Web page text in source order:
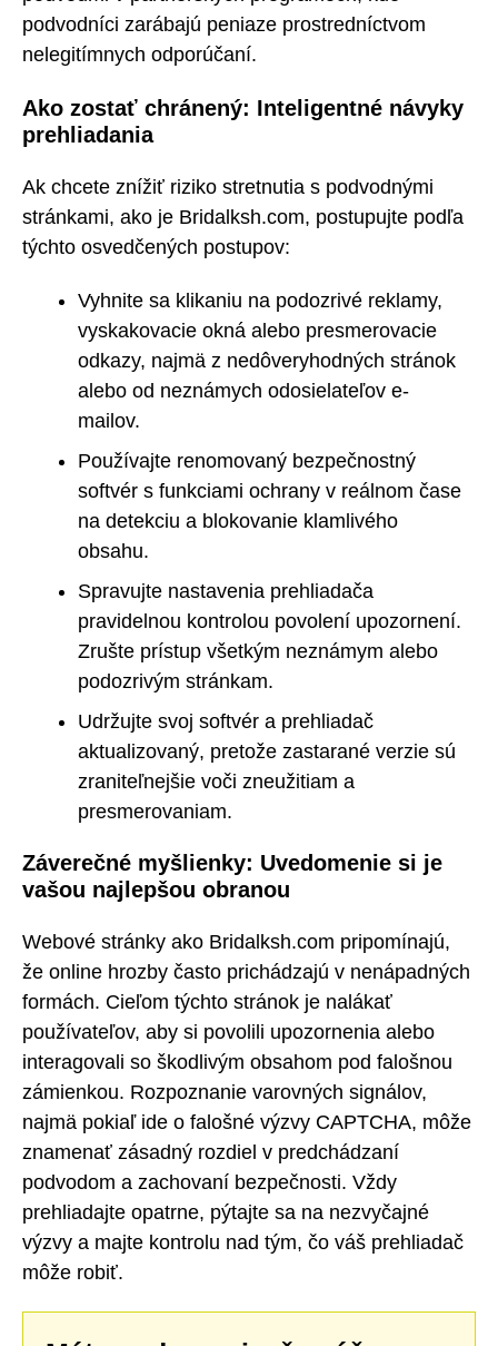
podvodníci zarábajú peniaze prostredníctvom
nelegitímnych odporúčaní.
Ako zostať chránený: Inteligentné návyky
prehliadania
Ak chcete znížiť riziko stretnutia s podvodnými
stránkami, ako je Bridalksh.com, postupujte podľa
týchto osvedčených postupov:
Vyhnite sa klikaniu na podozrivé reklamy,
vyskakovacie okná alebo presmerovacie
odkazy, najmä z nedôveryhodných stránok
alebo od neznámych odosielateľov e-
mailov.
Používajte renomovaný bezpečnostný
softvér s funkciami ochrany v reálnom čase
na detekciu a blokovanie klamlivého
obsahu.
Spravujte nastavenia prehliadača
pravidelnou kontrolou povolení upozornení.
Zrušte prístup všetkým neznámym alebo
podozrivým stránkam.
Udržujte svoj softvér a prehliadač
aktualizovaný, pretože zastarané verzie sú
zraniteľnejšie voči zneužitiam a
presmerovaniam.
Záverečné myšlienky: Uvedomenie si je
vašou najlepšou obranou
Webové stránky ako Bridalksh.com pripomínajú,
že online hrozby často prichádzajú v nenápadných
formách. Cieľom týchto stránok je nalákať
používateľov, aby si povolili upozornenia alebo
interagovali so škodlivým obsahom pod falošnou
zámienkou. Rozpoznanie varovných signálov,
najmä pokiaľ ide o falošné výzvy CAPTCHA, môže
znamenať zásadný rozdiel v predchádzaní
podvodom a zachovaní bezpečnosti. Vždy
prehliadajte opatrne, pýtajte sa na nezvyčajné
výzvy a majte kontrolu nad tým, čo váš prehliadač
môže robiť.